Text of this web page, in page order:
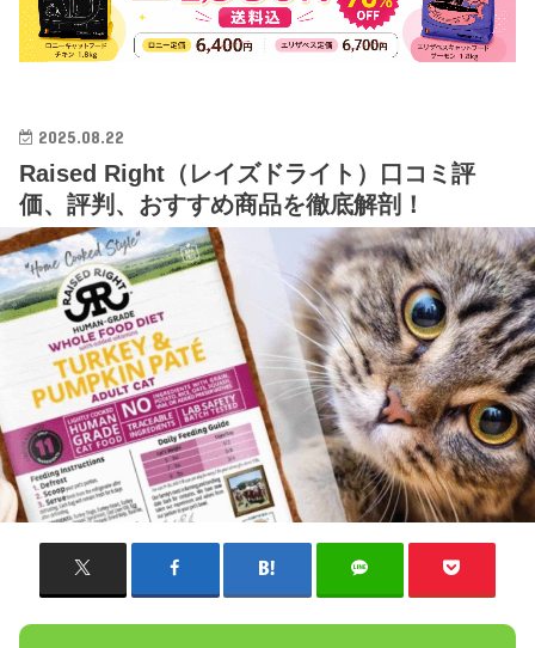
2025.08.22
Raised Right（レイズドライト）口コミ評
価、評判、おすすめ商品を徹底解剖！